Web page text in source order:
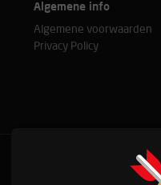
Algemene info
Algemene voorwaarden
Privacy Policy